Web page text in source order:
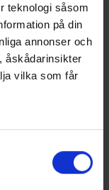
teknologi såsom
på din
annonser och
åskådarinsikter
vilka som får
meter
NaN
L
W%
0,00